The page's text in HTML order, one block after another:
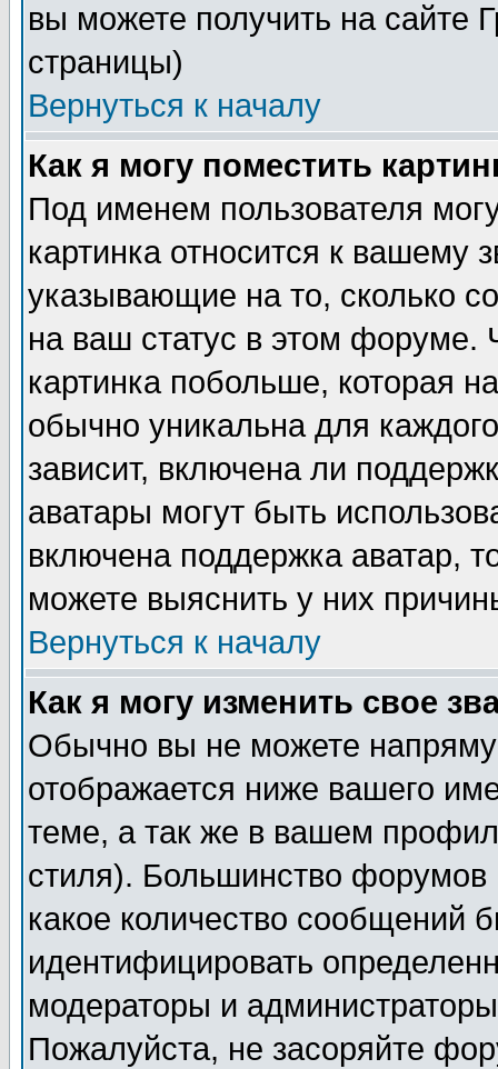
вы можете получить на сайте
страницы)
Вернуться к началу
Как я могу поместить
Под именем пользователя
картинка относится к вашему
указывающие на то, сколько
на ваш статус в этом форуме.
картинка побольше, которая
обычно уникальна для
зависит, включена ли
аватары могут быть
включена поддержка аватар,
можете выяснить у них
Вернуться к началу
Как я могу изменить свое
Обычно вы не можете
отображается ниже вашего
теме, а так же в вашем
стиля). Большинство форумов
какое количество сообщений
идентифицировать
модераторы и
Пожалуйста, не засоряйте